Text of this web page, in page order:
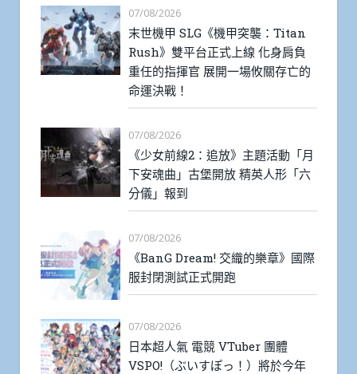
07/08/2026
末世機甲 SLG《機甲突襲：Titan
Rush》雙平台正式上線 化身肩負
重任的指揮官 展開一場攸關存亡的
命運決戰！
07/08/2026
《少女前線2：追放》主題活動「月
下安魂曲」古堡開放 精英人形「六
分儀」報到
07/08/2026
《BanG Dream! 交織的樂章》國際
服封閉測試正式開跑
07/08/2026
日本超人氣 電競 VTuber 團體
VSPO!（ぶいすぽっ！）將於今年